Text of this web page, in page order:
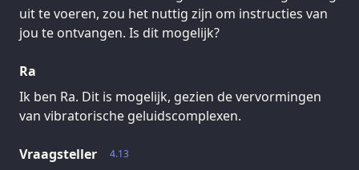
uit te voeren, zou het nuttig zijn om instructies van
jou te ontvangen. Is dit mogelijk?
Ra
Ik ben Ra. Dit is mogelijk, gezien de vervormingen
van vibratorische geluidscomplexen.
4.13
Vraagsteller